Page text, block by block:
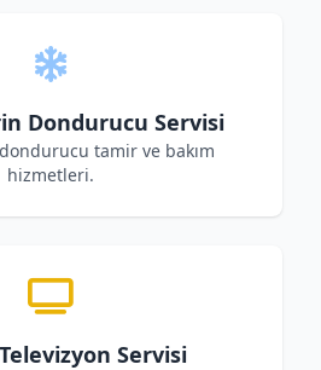
Dondurucu Servisi
tamir ve bakım
hizmetleri.
Servisi